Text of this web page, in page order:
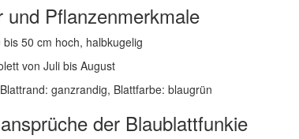
Pflanzenmerkmale
bis 50 cm hoch, halbkugelig
von Juli bis August
ganzrandig, Blattfarbe: blaugrün
der Blaublattfunkie